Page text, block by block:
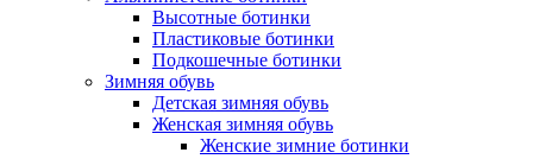
Высотные ботинки
Пластиковые ботинки
Подкошечные ботинки
Зимняя обувь
Детская зимняя обувь
Женская зимняя обувь
Женские зимние ботинки